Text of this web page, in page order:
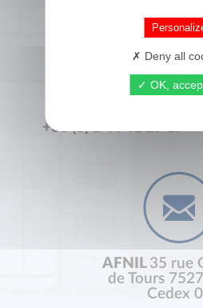
+33 (0) 1 44 41 29 19
AFNIL 35 rue
de Tours
Cedex
Deny all
OK,